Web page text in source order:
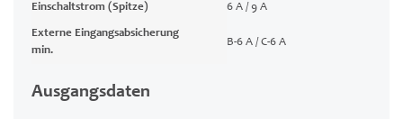
Einschaltstrom (Spitze) 6 A / 9 A
Externe Eingangsabsicherung
min.
B-6 A / C-6 A
Ausgangsdaten